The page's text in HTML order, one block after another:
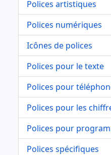
Polices artistiques
Polices numériques
Icônes de polices
Polices pour le texte
Polices pour
Polices pour les
Polices pour
Polices spécifiques